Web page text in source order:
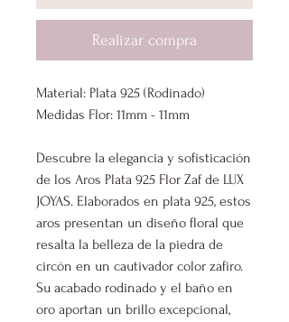
Realizar compra
Material: Plata 925 (Rodinado)
Medidas Flor: 11mm - 11mm
Descubre la elegancia y sofisticación
de los Aros Plata 925 Flor Zaf de LUX
JOYAS. Elaborados en plata 925, estos
aros presentan un diseño floral que
resalta la belleza de la piedra de
circón en un cautivador color zafiro.
Su acabado rodinado y el baño en
oro aportan un brillo excepcional,